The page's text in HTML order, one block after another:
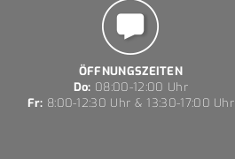
ÖFFNUNGSZEITEN
Do: 08:00-12:00 Uhr
Fr: 8:00-12:30 Uhr & 13:30-17:00 Uhr